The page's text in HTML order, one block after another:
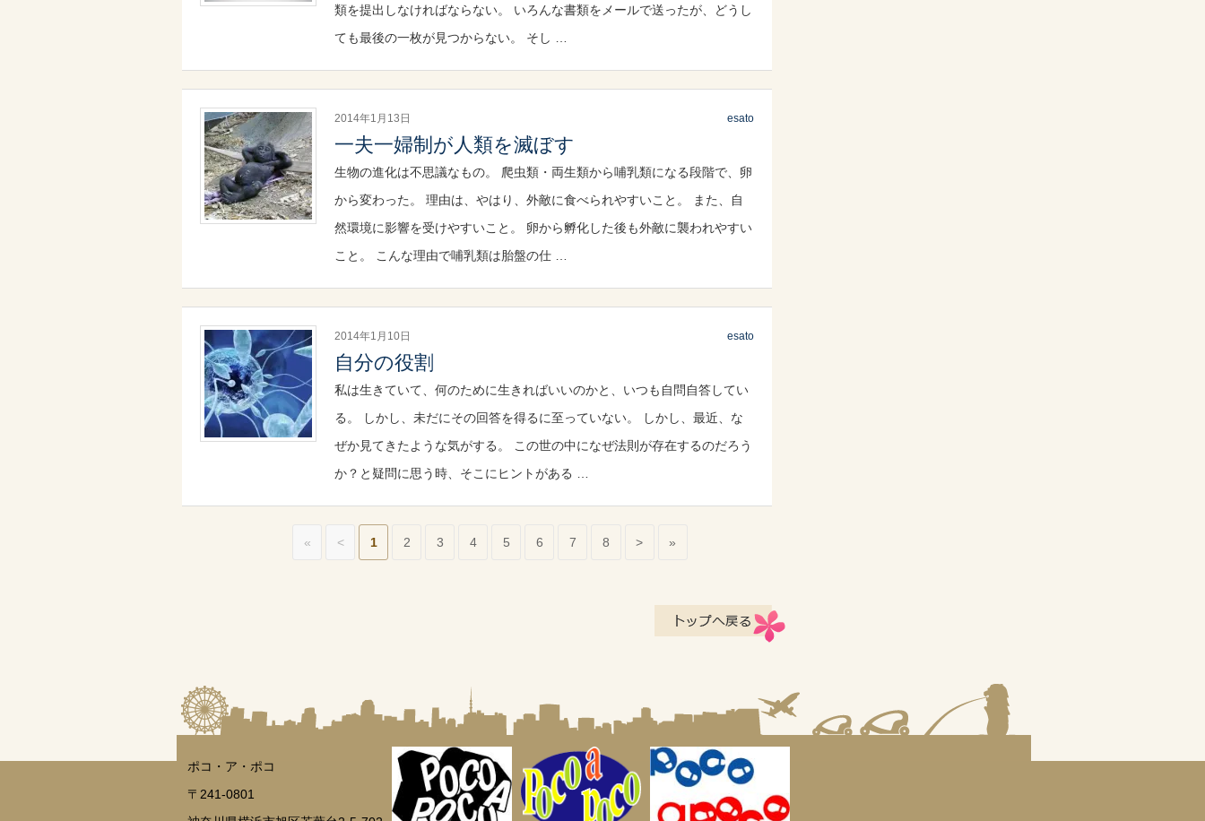
類を提出しなければならない。 いろんな書類をメールで送ったが、どうし
ても最後の一枚が見つからない。 そし …
2014年1月13日 esato
一夫一婦制が人類を滅ぼす
生物の進化は不思議なもの。 爬虫類・両生類から哺乳類になる段階で、卵
から変わった。 理由は、やはり、外敵に食べられやすいこと。 また、自
然環境に影響を受けやすいこと。 卵から孵化した後も外敵に襲われやすい
こと。 こんな理由で哺乳類は胎盤の仕 …
2014年1月10日 esato
自分の役割
私は生きていて、何のために生きればいいのかと、いつも自問自答してい
る。 しかし、未だにその回答を得るに至っていない。 しかし、最近、な
ぜか見てきたような気がする。 この世の中になぜ法則が存在するのだろう
か？と疑問に思う時、そこにヒントがある …
« < 1 2 3 4 5 6 7 8 > »
ポコ・ア・ポコ
〒241-0801